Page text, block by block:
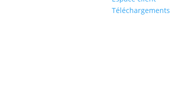
Téléchargements